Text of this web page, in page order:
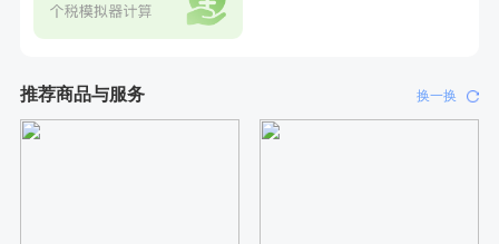
推荐商品与服务 换一换